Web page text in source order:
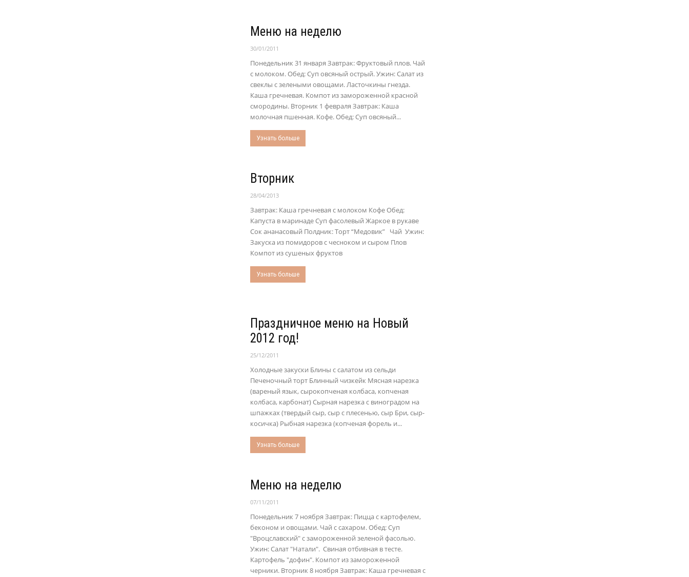
Меню на неделю
30/01/2011
Понедельник 31 января Завтрак: Фруктовый плов. Чай
с молоком. Обед: Суп овсяный острый. Ужин: Салат из
свеклы с зелеными овощами. Ласточкины гнезда.
Каша гречневая. Компот из замороженной красной
смородины. Вторник 1 февраля Завтрак: Каша
молочная пшенная. Кофе. Обед: Суп овсяный...
Узнать больше
Вторник
28/04/2013
Завтрак: Каша гречневая с молоком Кофе Обед:
Капуста в маринаде Суп фасолевый Жаркое в рукаве
Сок ананасовый Полдник: Торт “Медовик” Чай Ужин:
Закуска из помидоров с чесноком и сыром Плов
Компот из сушеных фруктов
Узнать больше
Праздничное меню на Новый
2012 год!
25/12/2011
Холодные закуски Блины с салатом из сельди
Печеночный торт Блинный чизкейк Мясная нарезка
(вареный язык, сырокопченая колбаса, копченая
колбаса, карбонат) Сырная нарезка с виноградом на
шпажках (твердый сыр, сыр с плесенью, сыр Бри, сыр-
косичка) Рыбная нарезка (копченая форель и...
Узнать больше
Меню на неделю
07/11/2011
Понедельник 7 ноября Завтрак: Пицца с картофелем,
беконом и овощами. Чай с сахаром. Обед: Суп
"Вроцславский" с замороженной зеленой фасолью.
Ужин: Салат "Натали". Свиная отбивная в тесте.
Картофель "дофин". Компот из замороженной
черники. Вторник 8 ноября Завтрак: Каша гречневая с